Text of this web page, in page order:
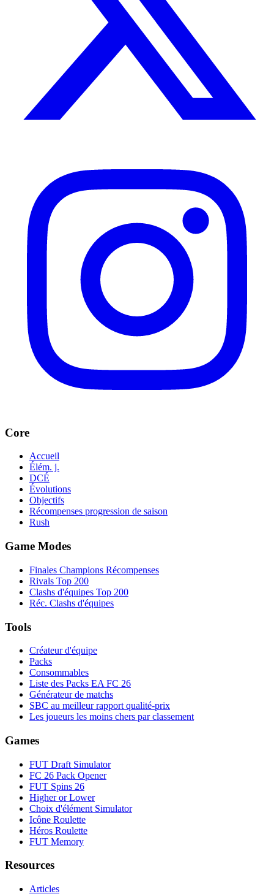
Core
Accueil
Élém. j.
DCÉ
Évolutions
Objectifs
Récompenses progression de saison
Rush
Game Modes
Finales Champions Récompenses
Rivals Top 200
Clashs d'équipes Top 200
Réc. Clashs d'équipes
Tools
Créateur d'équipe
Packs
Consommables
Liste des Packs EA FC 26
Générateur de matchs
SBC au meilleur rapport qualité-prix
Les joueurs les moins chers par classement
Games
FUT Draft Simulator
FC 26 Pack Opener
FUT Spins 26
Higher or Lower
Choix d'élément Simulator
Icône Roulette
Héros Roulette
FUT Memory
Resources
Articles